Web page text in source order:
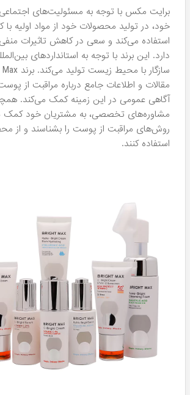
برایت مکس با توجه به مسئولیت‌های
خود، در تولید محصولات خود از مواد اولیه
استفاده می‌کند و سعی در کاهش تاثیرات
دارد. این برند با توجه به استانداردهای
مقالات و اطلاعات جامع درباره مراقبت از
آگاهی عمومی در این زمینه کمک می‌کند.
مشاوره‌های تخصصی، به مشتریان خود کمک
روش‌های مراقبت از پوست را بشناسند و از
استفاده کنند.